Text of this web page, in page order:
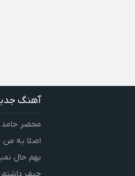
آهنگ
محضر حامد
اصلا به
بهم حال